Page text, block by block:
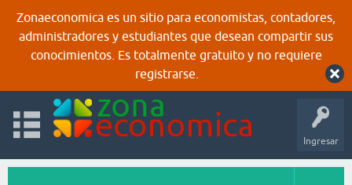
Zonaeconomica es un sitio para economistas, contadores,
administradores y estudiantes que desean compartir sus
conocimientos. Es totalmente gratuito y no requiere
registrarse.
Ingresar